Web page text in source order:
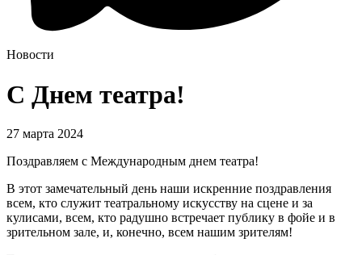
Новости
С Днем театра!
27 марта 2024
Поздравляем с Международным днем театра!
В этот замечательный день наши искренние поздравления
всем, кто служит театральному искусству на сцене и за
кулисами, всем, кто радушно встречает публику в фойе и в
зрительном зале, и, конечно, всем нашим зрителям!